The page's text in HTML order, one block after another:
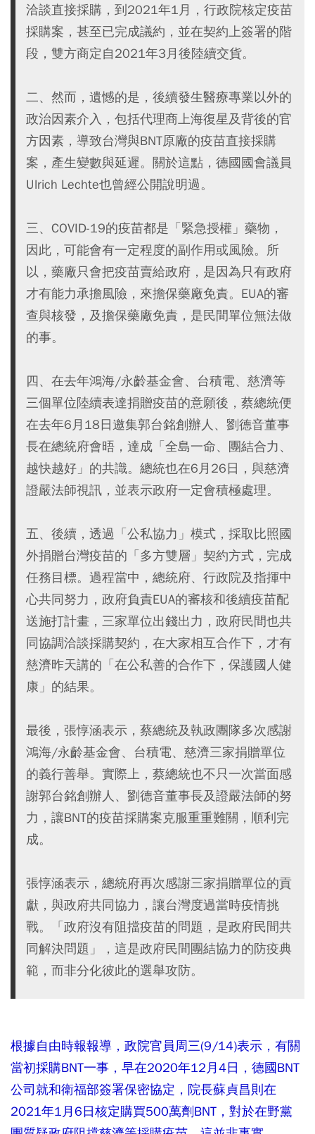
洽談直接採購，到2021年1月，行政院核定疫苗
採購案，甚至已完成議約，並在契約上簽署的階
段，雙方商定自2021年3月後陸續交貨。
二、然而，遺憾的是，後續發生醫療專業以外的
政治因素介入，包括代理商上海復星及背後的官
方因素，導致台灣與BNT原廠的疫苗直接採購
案，產生變數與延遲。關於這點，德國國會議員
Ulrich Lechte也曾經公開說明過。
三、COVID-19的疫苗都是「緊急授權」藥物，
因此，可能會有一定程度的副作用或風險。所
以，藥廠只會把疫苗賣給政府，是因為只有政府
才有能力承擔風險，來擔保藥廠免責。EUA的審
查與核發，及擔保藥廠免責，是民間單位無法做
的事。
四、在去年鴻海/永齡基金會、台積電、慈濟等
三個單位陸續表達捐贈疫苗的意願後，蔡總統便
在去年6月18日邀集郭台銘創辦人、劉德音董事
長在總統府會晤，達成「全島一命、團結合力、
越快越好」的共識。總統也在6月26日，與慈濟
證嚴法師視訊，並表示政府一定會積極處理。
五、後續，透過「公私協力」模式，採取比照國
外捐贈台灣疫苗的「多方雙層」契約方式，完成
任務目標。過程當中，總統府、行政院及指揮中
心共同努力，政府負責EUA的審核和後續疫苗配
送施打計畫，三家單位出錢出力，政府民間也共
同協調洽談採購契約，在大家相互合作下，才有
慈濟昨天講的「在公私善的合作下，保護國人健
康」的結果。
最後，張惇涵表示，蔡總統及執政團隊多次感謝
鴻海/永齡基金會、台積電、慈濟三家捐贈單位
的義行善舉。實際上，蔡總統也不只一次當面感
謝郭台銘創辦人、劉德音董事長及證嚴法師的努
力，讓BNT的疫苗採購案克服重重難關，順利完
成。
張惇涵表示，總統府再次感謝三家捐贈單位的貢
獻，與政府共同協力，讓台灣度過當時疫情挑
戰。「政府沒有阻擋疫苗的問題，是政府民間共
同解決問題」，這是政府民間團結協力的防疫典
範，而非分化彼此的選舉攻防。
根據自由時報報導，政院官員周三(9/14)表示，有關
當初採購BNT一事，早在2020年12月4日，德國BNT
公司就和衛福部簽署保密協定，院長蘇貞昌則在
2021年1月6日核定購買500萬劑BNT，對於在野黨